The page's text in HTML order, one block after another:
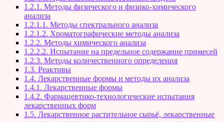
1.2.1. Методы физического и физико-химического
анализа
1.2.1.1. Методы спектрального анализа
1.2.1.2. Хроматографические методы анализа
1.2.2. Методы химического анализа
1.2.2.2. Испытание на предельное содержание примесей
1.2.3. Методы количественного определения
1.3. Реактивы
1.4. Лекарственные формы и методы их анализа
1.4.1. Лекарственные формы
1.4.2. Фармацевтико-технологические испытания
лекарственных форм
1.5. Лекарственное растительное сырьё, лекарственные